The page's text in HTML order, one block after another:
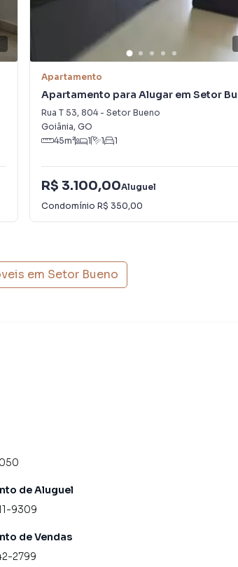
e acesso rápido às principais regiões da
de primeira locação. A oportunidade
Apartamento
Apartamento para Alugar em Setor
Rua T 53, 804- Setor Bueno
Goiânia, GO
45m² 1 1 1
R$ 3.100,00Aluguel
Condomínio R$ 350,00
em Setor Bueno
de Aluguel
9309
de Vendas
2799